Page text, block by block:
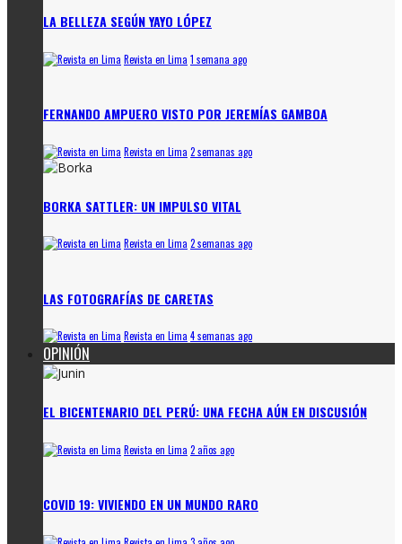
LA BELLEZA SEGÚN YAYO LÓPEZ
Revista en Lima 1 semana ago
FERNANDO AMPUERO VISTO POR JEREMÍAS GAMBOA
Revista en Lima 2 semanas ago
BORKA SATTLER: UN IMPULSO VITAL
Revista en Lima 2 semanas ago
LAS FOTOGRAFÍAS DE CARETAS
Revista en Lima 4 semanas ago
OPINIÓN
EL BICENTENARIO DEL PERÚ: UNA FECHA AÚN EN DISCUSIÓN
Revista en Lima 2 años ago
COVID 19: VIVIENDO EN UN MUNDO RARO